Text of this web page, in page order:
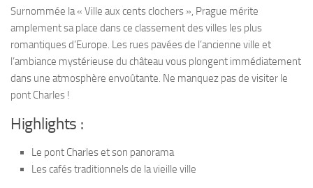
Surnommée la « Ville aux cents clochers », Prague mérite
amplement sa place dans ce classement des villes les plus
romantiques d’Europe. Les rues pavées de l’ancienne ville et
l’ambiance mystérieuse du château vous plongent immédiatement
dans une atmosphère envoûtante. Ne manquez pas de visiter le
pont Charles !
Highlights :
Le pont Charles et son panorama
Les cafés traditionnels de la vieille ville